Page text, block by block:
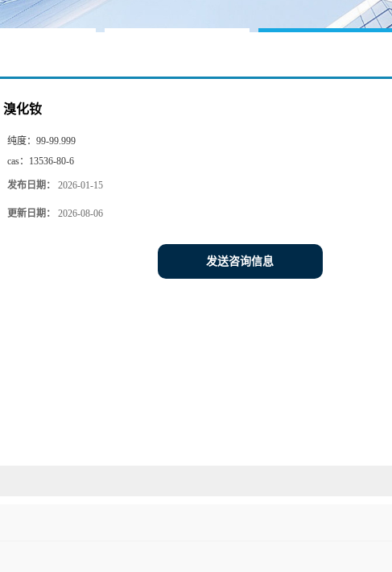
溴化钕
纯度： 99-99.999
cas： 13536-80-6
发布日期： 2026-01-15
更新日期： 2026-08-06
发送咨询信息